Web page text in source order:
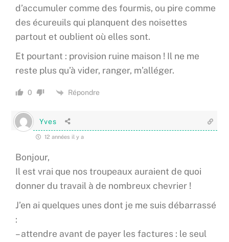
d’accumuler comme des fourmis, ou pire comme
des écureuils qui planquent des noisettes
partout et oublient où elles sont.
Et pourtant : provision ruine maison ! Il ne me
reste plus qu’à vider, ranger, m’alléger.
0 Répondre
Yves
12 années il y a
Bonjour,
Il est vrai que nos troupeaux auraient de quoi
donner du travail à de nombreux chevrier !
J’en ai quelques unes dont je me suis débarrassé
:
– attendre avant de payer les factures : le seul